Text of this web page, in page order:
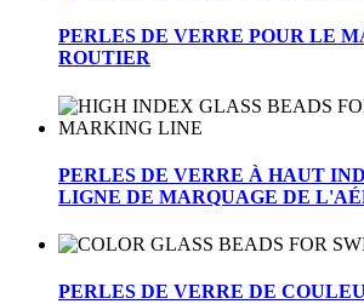
PERLES DE VERRE POUR LE
ROUTIER
PERLES DE VERRE À HAUT
LIGNE DE MARQUAGE DE
PERLES DE VERRE DE